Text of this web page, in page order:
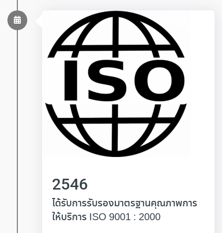
2546
ได้รับการรับรองมาตรฐานคุณภาพการ
ให้บริการ ISO 9001 : 2000